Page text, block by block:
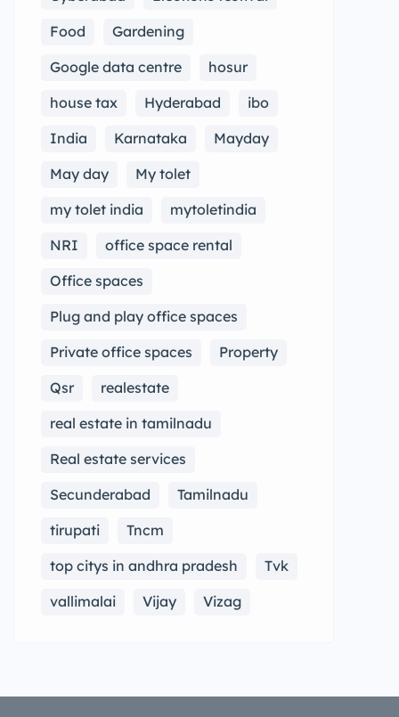
ఆహ్లాదాన్ని పంచుతాయి. అలసిపోయిన
యాత్రికుడికి చల్లని గాలి ఓదార్పునిస్తే,
అందిస్తాయి. అందుకే చాలామంది భక్తులు
తిరుమల యాత్రను కేవలం దర్శన యాత్రగా
కాకుండా, జీవితంలో ఒక ఆధ్యాత్మిక
కొండలు ప్రకృతి ప్రసాదించిన అపూర్వ సంపద.
ఇవి నీటి వనరులకు మూలం, వాతావరణ
సమతుల్యతకు ఆధారం, జీవరాశులకు
సోయగాలు, పచ్చని అరణ్యాలు,
జీవవైవిధ్యం, పవిత్రత—ఇవన్నీ కలసి
నిలబెట్టాయి. అందుకే తిరుమల కొండలను
చూసిన ప్రతి ఒక్కరి మనసులో ఒకే భావన
కలుగుతుంది—ఈ పర్వతాలు కేవలం రాళ్ల
స్వయంగా శ్రీ వెంకటేశ్వర స్వామి
ఆశీర్వాదంతో వెలసిన దివ్యక్షేత్రాలు.
కలియుగం ఉన్నంత కాలం భక్తులకు భక్తి,
జీవనాధారంగా ఈ పవిత్ర కొండలు నిలిచి
ఉంటాయి.
Food
Gardening
Google data centre
hosur
house tax
Hyderabad
ibo
India
Karnataka
Mayday
May day
My tolet
my tolet india
mytoletindia
NRI
office space rental
Office spaces
Plug and play office spaces
Private office spaces
Property
Qsr
realestate
real estate in tamilnadu
Real estate services
Secunderabad
Tamilnadu
tirupati
Tncm
top citys in andhra pradesh
Tvk
vallimalai
Vijay Vizag